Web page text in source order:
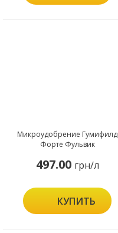
Микроудобрение Гумифилд
Форте Фульвик
497.00 грн/л
КУПИТЬ